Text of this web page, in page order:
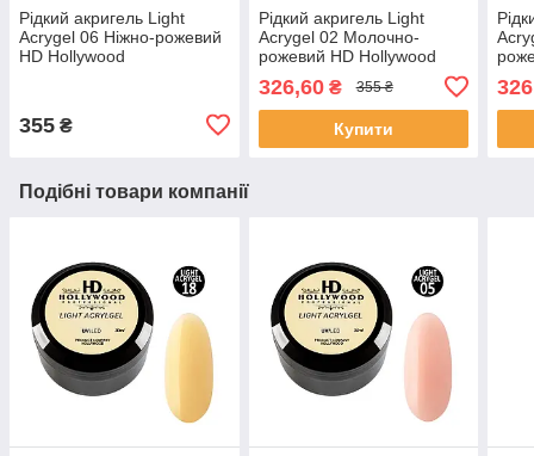
Рідкий акригель Light
Acrygel 06 Ніжно-рожевий
HD Hollywood
355 ₴
Рідкий акригель Light
Acrygel 02 Молочно-
рожевий HD Hollywood
326,60₴ 355 ₴
Купити
Подібні товари компанії